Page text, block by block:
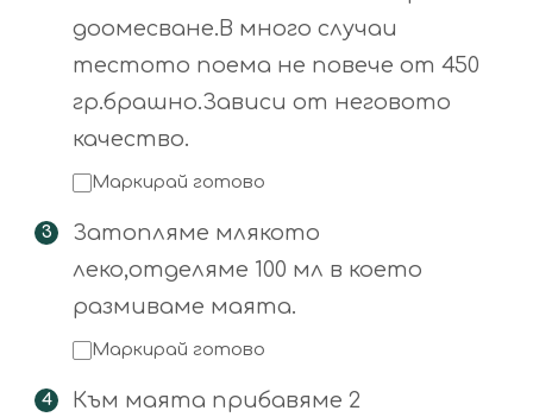
доомесване.В много случаи
тестото поема не повече от 450
гр.брашно.Зависи от неговото
качество.
Маркирай готово
Затопляме млякото
леко,отделяме 100 мл в което
размиваме маята.
Маркирай готово
Към маята прибавяме 2